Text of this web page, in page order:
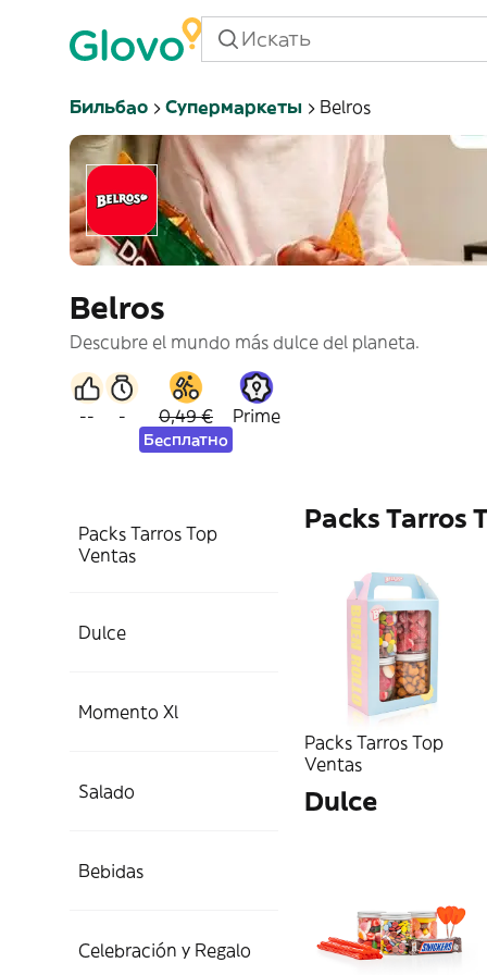
Бильбао Супермаркеты Belros
Belros
Descubre el mundo más dulce del planeta.
-- - 0,49 €
Бесплатно
Prime
Packs Tarros Top
Ventas
Packs Tarros Top
Dulce
Dulce
Packs Tarros
Chuches
Regaliz, Piruletas y
Momento Xl
Momento Xl
Chuches XL
Bañados Chocolate
Salado
Salado
Packs Tarros
Bebidas
Bebidas
Celebración y Regalo
Packs Tarros
Packs Tarros Top
Ventas
Dulce